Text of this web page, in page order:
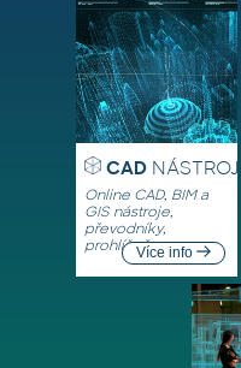
CADNÁSTROJE
Online CAD, BIM a
GIS nástroje,
převodníky,
prohlížečeVíce info